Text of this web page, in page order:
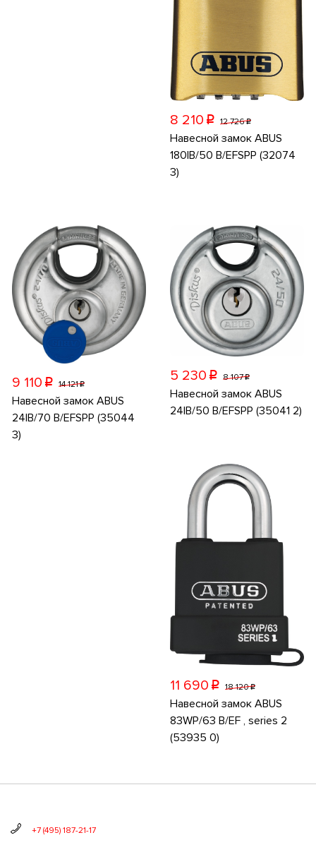
8 210 p 12 726p
Навесной замок ABUS
180IB/50 B/EFSPP (32074
3)
9 110 p 14 121p
Навесной замок ABUS
24IB/70 B/EFSPP (35044
3)
5 230 p 8 107p
Навесной замок ABUS
24IB/50 B/EFSPP (35041 2)
11 690 p 18 120p
Навесной замок ABUS
83WP/63 B/EF , series 2
(53935 0)
+7 (495) 187-21-17